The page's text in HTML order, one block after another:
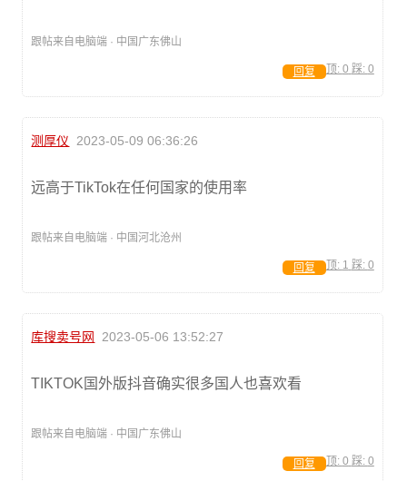
跟帖来自电脑端 · 中国广东佛山
顶: 0 踩: 0
回复
测厚仪 2023-05-09 06:36:26
远高于TikTok在任何国家的使用率
跟帖来自电脑端 · 中国河北沧州
顶: 1 踩: 0
回复
库搜卖号网 2023-05-06 13:52:27
TIKTOK国外版抖音确实很多国人也喜欢看
跟帖来自电脑端 · 中国广东佛山
顶: 0 踩: 0
回复